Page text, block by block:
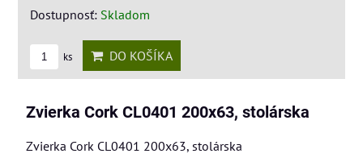
Dostupnosť: Skladom
ks DO KOŠÍKA
Zvierka Cork CL0401 200x63, stolárska
Zvierka Cork CL0401 200x63, stolárska